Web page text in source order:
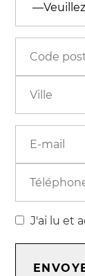
J'ai lu et